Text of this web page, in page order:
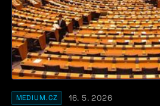
MEDIUM.CZ 16. 5. 2026